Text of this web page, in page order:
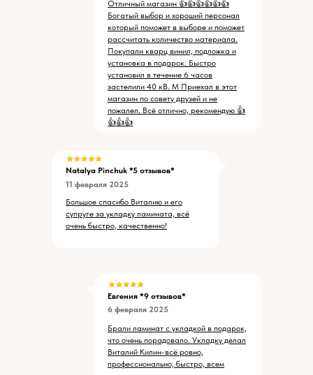
Natalya Pinchuk *5 отзывов*
11 февраля 2025
Большое спасибо Виталию и его
супруге за укладку ламината, всё
очень быстро, качественно!
Отличный магазин 👍👍👍👍👍👍
Богатый выбор и хороший персонал
который поможет в выборе и поможет
рассчитать количество материала.
Покупали кварц винил, подложка и
установка в подарок. Быстро
установил в течение 6 часов
застелили 40 кВ. М Приехал в этот
магазин по совету друзей и не
пожалел. Всё отлично, рекомендую 👍
👍👍👍
Евгения *9 отзывов*
Брали ламинат с укладкой в подарок,
что очень порадовало. Укладку делал
Виталий Килин-всё ровно,
профессионально, быстро, всем
6 февраля 2025